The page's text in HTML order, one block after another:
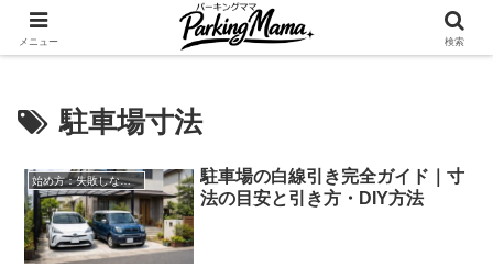
✨空き家・自宅の駐車場を貸してゆとりget🍵
駐車場寸法
始め方：失敗しない自宅駐車場貸し出し
駐車場の白線引き完全ガイド｜寸
法の目安と引き方・DIY方法
メニュー 検索